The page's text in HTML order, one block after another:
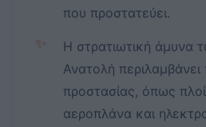
που προστατεύει.
✨
Η στρατιωτική
Ανατολή
προστασίας, όπως
αεροπλάνα και